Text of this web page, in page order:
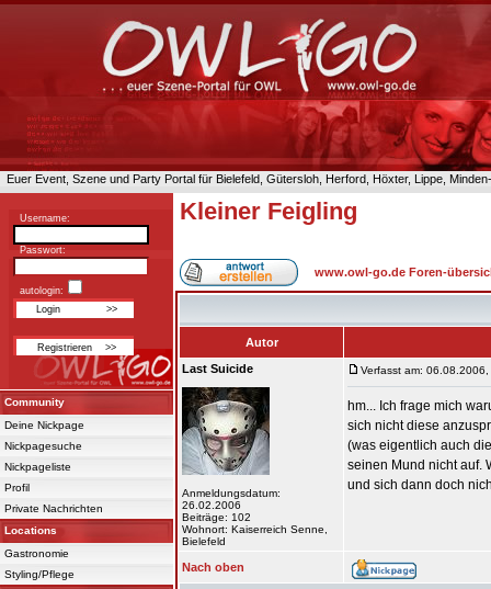
Euer Event, Szene und Party Portal für Bielefeld, Gütersloh, Herford, Höxter, Lippe,
Username:
Passwort:
autologin:
Community
Deine Nickpage
Nickpagesuche
Nickpageliste
Profil
Private Nachrichten
Locations
Gastronomie
Styling/Pflege
Kleiner Feigling
www.owl-go.de Foren-
Autor
Last Suicide
Anmeldungsdatum:
26.02.2006
Beiträge: 102
Wohnort: Kaiserreich Senne,
Bielefeld
Verfasst am: 06.08.2006,
hm... Ich frage mich
sich nicht diese
(was eigentlich auch
seinen Mund nicht auf.
und sich dann doch
Nach oben